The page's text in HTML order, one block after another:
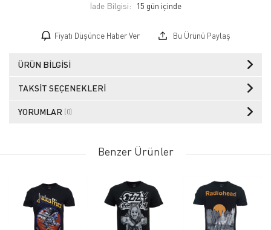
İade Bilgisi:
Fiyatı Düşünce Haber Ver Bu Ürünü Paylaş
ÜRÜN BILGISI
TAKSIT SEÇENEKLERI
YORUMLAR (0)
Benzer Ürünler